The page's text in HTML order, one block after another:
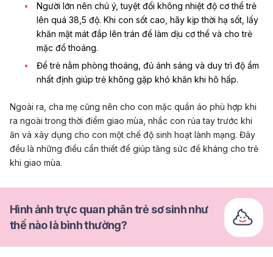
Người lớn nên chú ý, tuyệt đối không nhiệt độ cơ thể trẻ
lên quá 38,5 độ. Khi con sốt cao, hãy kịp thời hạ sốt, lấy
khăn mặt mát đắp lên trán để làm dịu cơ thể và cho trẻ
mặc đồ thoáng.
Để trẻ nằm phòng thoáng, đủ ánh sáng và duy trì độ ẩm
nhất định giúp trẻ không gặp khó khăn khi hô hấp.
Ngoài ra, cha mẹ cũng nên cho con mặc quần áo phù hợp khi
ra ngoài trong thời điểm giao mùa, nhắc con rủa tay trước khi
ăn và xây dụng cho con một chế độ sinh hoạt lành mạng. Đây
đều là những điều cần thiết để giúp tăng sức đề kháng cho trẻ
khi giao mùa.
Hình ảnh trực quan phân trẻ sơ sinh như
thế nào là bình thường?